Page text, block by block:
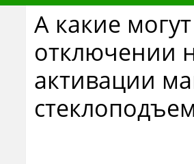
А какие
отключении
активации